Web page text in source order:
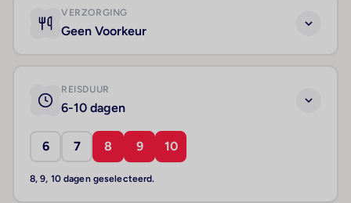
VERZORGING
Geen Voorkeur
REISDUUR
6-10 dagen
6 7 8 9 10
8, 9, 10 dagen geselecteerd.